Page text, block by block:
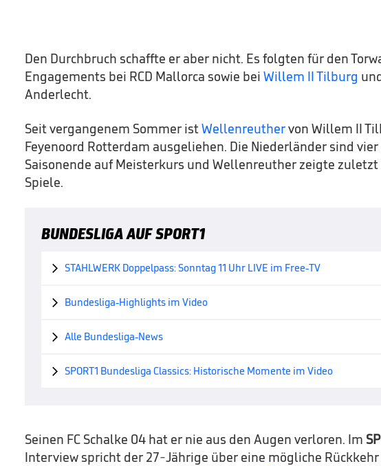
Den Durchbruch schaffte er aber nicht. Es folgten für den
Engagements bei RCD Mallorca sowie bei Willem II Tilburg
Anderlecht.
Seit vergangenem Sommer istWellenreuthervon Willem II
Feyenoord Rotterdam ausgeliehen. Die Niederländer sind
Saisonende auf Meisterkurs und Wellenreuther zeigte
Spiele.
BUNDESLIGA AUF SPORT1
 STAHLWERK Doppelpass: Sonntag 11 Uhr LIVE im Free-TV
 Bundesliga-Highlights im Video
 Alle Bundesliga-News
 SPORT1 Bundesliga Classics: Historische Momente im Video
Seinen FC Schalke 04 hat er nie aus den Augen verloren. Im
Interview spricht der 27-Jährige über eine mögliche Rückkehr